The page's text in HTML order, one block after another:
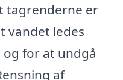
tagrenderne er
vandet ledes
for at undgå
af